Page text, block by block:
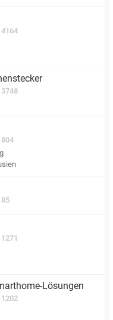
4164
3748
804
1271
Lösungen
1202